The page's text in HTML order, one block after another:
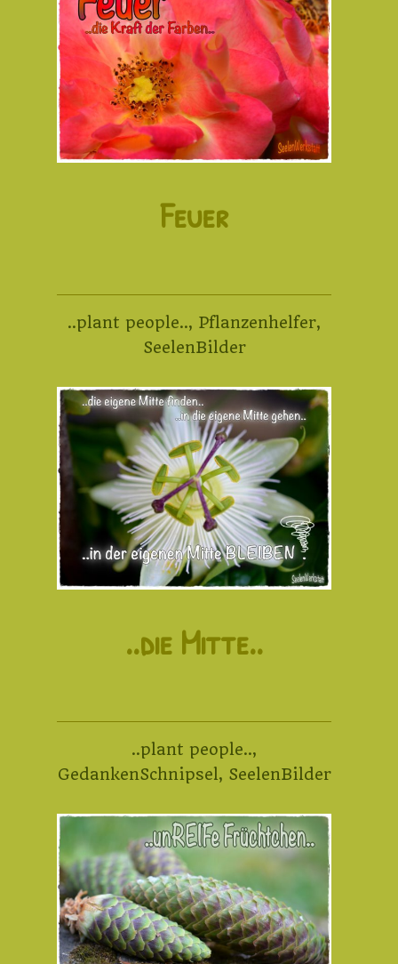
Feuer
..plant people.., Pflanzenhelfer,
SeelenBilder
..die Mitte..
..plant people..,
GedankenSchnipsel, SeelenBilder